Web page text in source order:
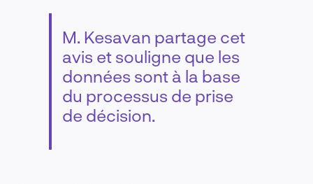
M. Kesavan partage cet
avis et souligne que les
données sont à la base
du processus de prise
de décision.